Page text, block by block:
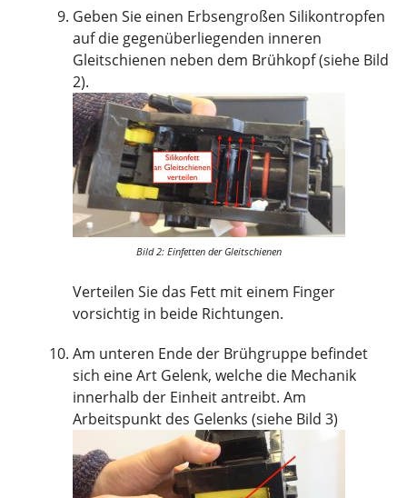
Geben Sie einen Erbsengroßen Silikontropfen
auf die gegenüberliegenden inneren
Gleitschienen neben dem Brühkopf (siehe Bild
2).
Bild 2: Einfetten der Gleitschienen
Verteilen Sie das Fett mit einem Finger
vorsichtig in beide Richtungen.
Am unteren Ende der Brühgruppe befindet
sich eine Art Gelenk, welche die Mechanik
innerhalb der Einheit antreibt. Am
Arbeitspunkt des Gelenks (siehe Bild 3)